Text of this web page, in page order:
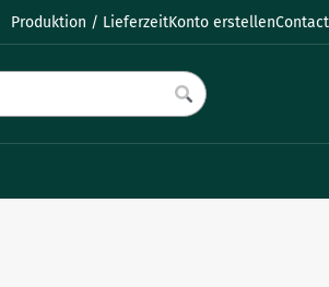
Produktion / LieferzeitKonto erstellenContact